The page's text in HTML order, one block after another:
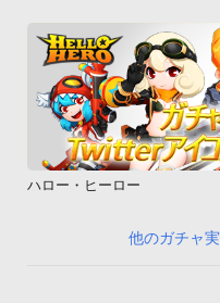
ハロー・ヒーロー
他のガチャ